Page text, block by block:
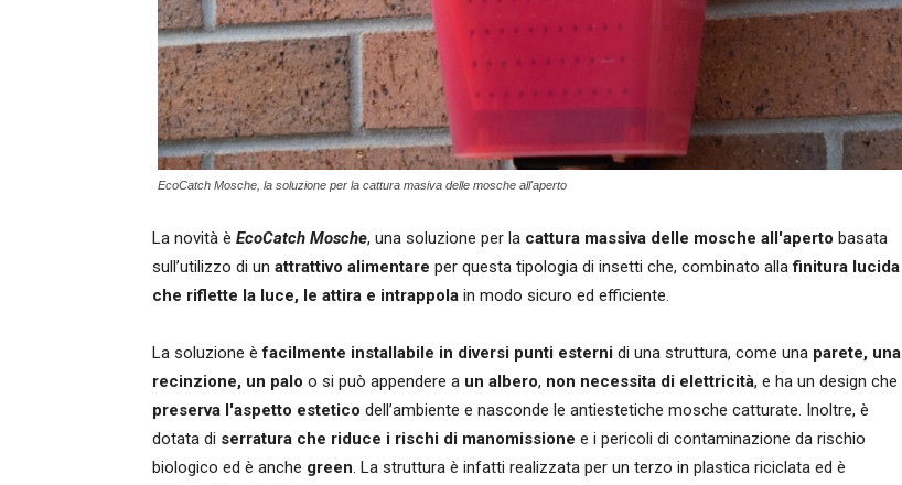
EcoCatch Mosche, la soluzione per la cattura masiva delle mosche all'aperto
La novità è EcoCatch Mosche, una soluzione per la cattura massiva delle mosche all'aperto basata
sull’utilizzo di un attrattivo alimentare per questa tipologia di insetti che, combinato allafinitura lucida
che riflette la luce, le attira e intrappola in modo sicuro ed efficiente.
La soluzione èfacilmente installabile in diversi punti esterni di una struttura, come una parete, una
recinzione, un palo o si può appendere a un albero, non necessita di elettricità, e ha un design che
preserva l'aspetto estetico dell’ambiente e nasconde le antiestetiche mosche catturate. Inoltre, è
dotata di serratura che riduce i rischi di manomissione e i pericoli di contaminazione da rischio
biologico ed è anche green. La struttura è infatti realizzata per un terzo in plastica riciclata ed è